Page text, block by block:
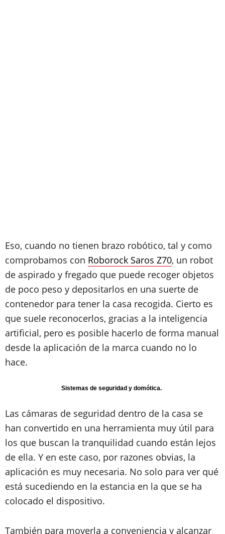
Eso, cuando no tienen brazo robótico, tal y como
comprobamos con Roborock Saros Z70, un robot
de aspirado y fregado que puede recoger objetos
de poco peso y depositarlos en una suerte de
contenedor para tener la casa recogida. Cierto es
que suele reconocerlos, gracias a la inteligencia
artificial, pero es posible hacerlo de forma manual
desde la aplicación de la marca cuando no lo
hace.
Sistemas de seguridad y domótica.
Las cámaras de seguridad dentro de la casa se
han convertido en una herramienta muy útil para
los que buscan la tranquilidad cuando están lejos
de ella. Y en este caso, por razones obvias, la
aplicación es muy necesaria. No solo para ver qué
está sucediendo en la estancia en la que se ha
colocado el dispositivo.
También para moverla a conveniencia y alcanzar